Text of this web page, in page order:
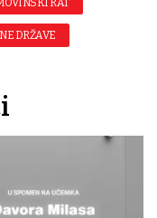
RAT
DRŽAVE